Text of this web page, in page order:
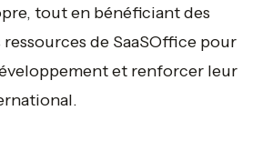
tout en bénéficiant des
de SaaSOffice pour
et renforcer leur